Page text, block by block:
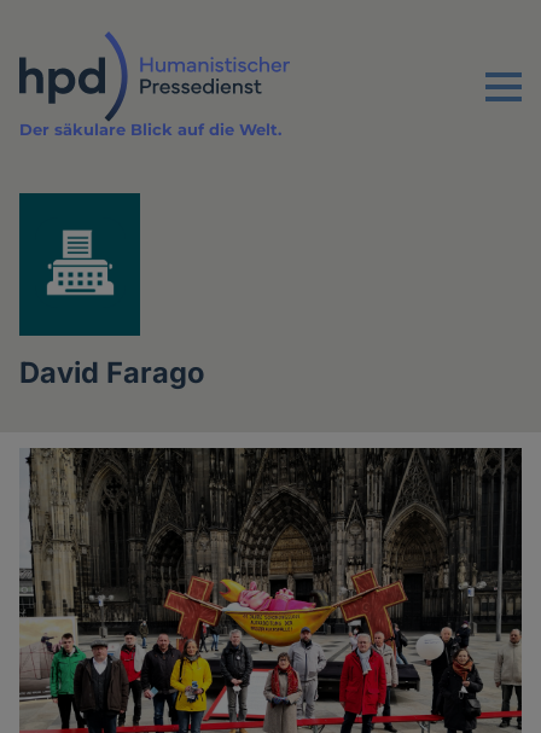
Inhalt
Menu
Der säkulare Blick auf die Welt.
David Farago
Artikel
des
Autoren